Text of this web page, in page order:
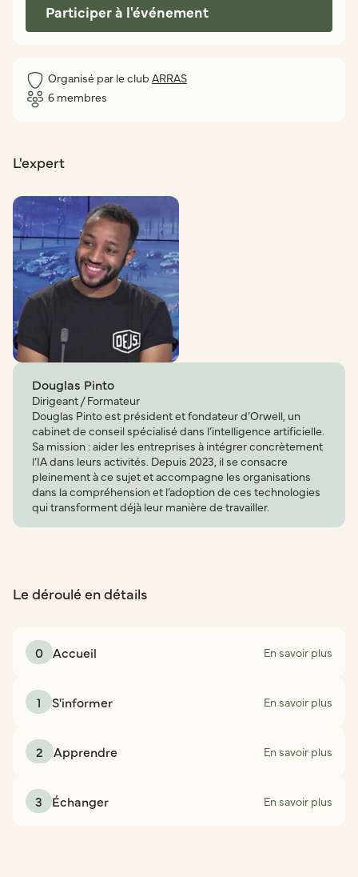
Participer à l'événement
Organisé par le club ARRAS
6 membres
L'expert
Douglas Pinto
Dirigeant / Formateur
Douglas Pinto est président et fondateur d’Orwell, un
cabinet de conseil spécialisé dans l’intelligence artificielle.
Sa mission : aider les entreprises à intégrer concrètement
l’IA dans leurs activités. Depuis 2023, il se consacre
pleinement à ce sujet et accompagne les organisations
dans la compréhension et l’adoption de ces technologies
qui transforment déjà leur manière de travailler.
Le déroulé en détails
0 Accueil En savoir plus
1 S'informer En savoir plus
2 Apprendre En savoir plus
3 Échanger En savoir plus